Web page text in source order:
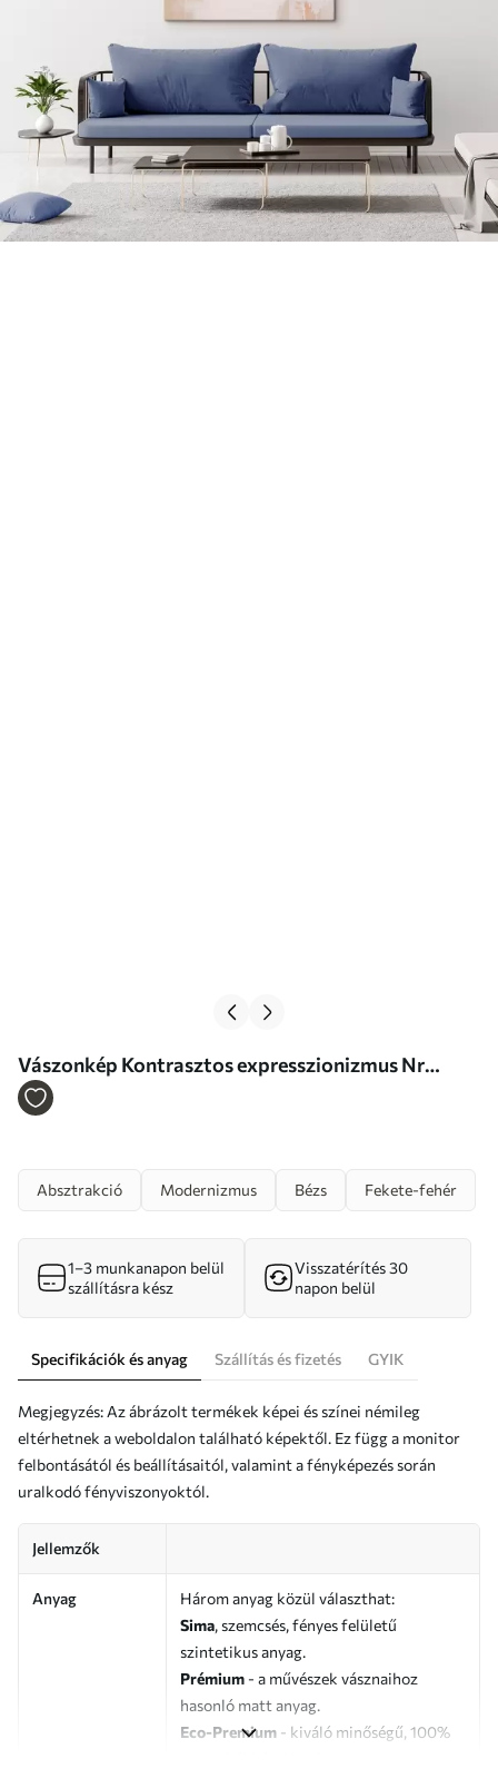
Vászonkép Kontrasztos expresszionizmus Nr
s46557
Absztrakció Modernizmus Bézs Fekete-fehér
1–3 munkanapon belül
szállításra kész
Visszatérítés 30
napon belül
Specifikációk és anyag Szállítás és fizetés GYIK
Megjegyzés: Az ábrázolt termékek képei és színei némileg
eltérhetnek a weboldalon található képektől. Ez függ a monitor
felbontásától és beállításaitól, valamint a fényképezés során
uralkodó fényviszonyoktól.
Jellemzők
Anyag
Három anyag közül választhat:
Sima, szemcsés, fényes felületű
szintetikus anyag.
Prémium - a művészek vásznaihoz
hasonló matt anyag.
Eco-Premium - kiváló minőségű, 100%